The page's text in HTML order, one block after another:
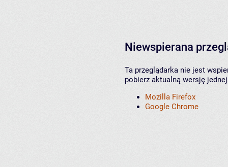
Niewspierana
Ta przeglądarka nie jest
pobierz aktualną wersję
Mozilla Firefox
Google Chrome